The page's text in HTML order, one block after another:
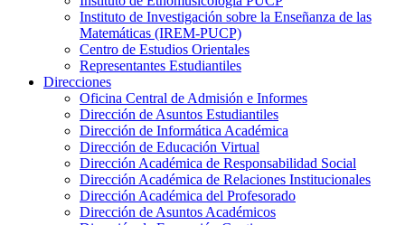
Instituto de Investigación sobre la Enseñanza de las
Matemáticas (IREM-PUCP)
Centro de Estudios Orientales
Representantes Estudiantiles
Direcciones
Oficina Central de Admisión e Informes
Dirección de Asuntos Estudiantiles
Dirección de Informática Académica
Dirección de Educación Virtual
Dirección Académica de Responsabilidad Social
Dirección Académica de Relaciones Institucionales
Dirección Académica del Profesorado
Dirección de Asuntos Académicos